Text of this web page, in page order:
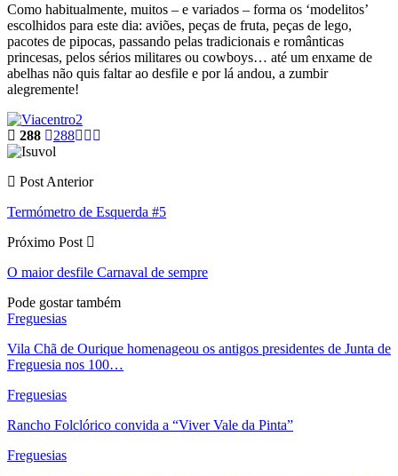
Como habitualmente, muitos – e variados – forma os ‘modelitos’
escolhidos para este dia: aviões, peças de fruta, peças de lego,
pacotes de pipocas, passando pelas tradicionais e românticas
princesas, pelos sérios militares ou cowboys… até um enxame de
abelhas não quis faltar ao desfile e por lá andou, a zumbir
alegremente!
288 288
Post Anterior
Termómetro de Esquerda #5
Próximo Post
O maior desfile Carnaval de sempre
Pode gostar também
Freguesias
Vila Chã de Ourique homenageou os antigos presidentes de Junta de
Freguesia nos 100…
Freguesias
Rancho Folclórico convida a “Viver Vale da Pinta”
Freguesias